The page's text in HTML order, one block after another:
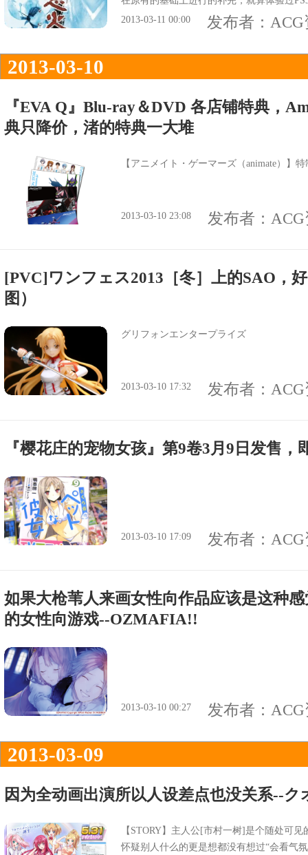
游戏采用的是电子小说式的进行模式，游
s.sumisora.org/index.php?skinco=simple]澄
2013-03-11 00:00 发布者：
2013-03-10
『EVA Q』Blu-ray＆DVD 各店铺特典，
典只降价，渚的特典一大堆
【アニメイト・ゲーマーズ（animate）】特
2013-03-10 23:08 发布者：
[PVC]ワンフェス2013［冬］上的SAO，
图）
グリフォンエンタープライズ
2013-03-10 17:32 发布者：
『樱花庄的宠物女孩』第9卷3月9日发售，
2013-03-10 17:09 发布者：
如果大枪苇人来画女性向作品应该是这种
的女性向游戏--OZMAFIA!!
2013-03-10 00:27 发布者：
2013-03-09
因为全动画出演所以人设差点也没关系--
【STORY】主人公[市村一树]是个随处可
怀疑别人什么的更是想都没有想过“会看气